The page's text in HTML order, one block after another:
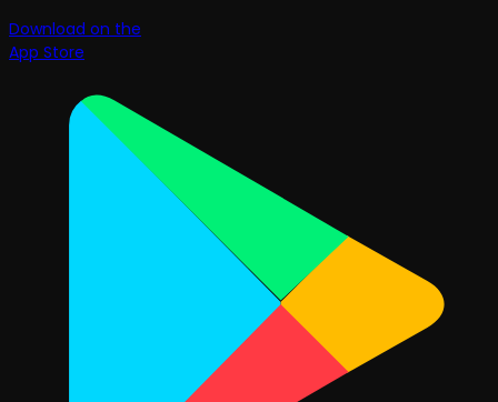
Download on the
App Store